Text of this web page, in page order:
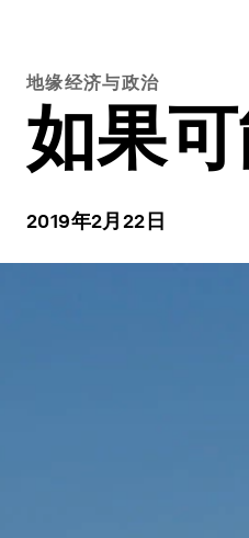
地缘经济与政治
如果
2019年2月22日